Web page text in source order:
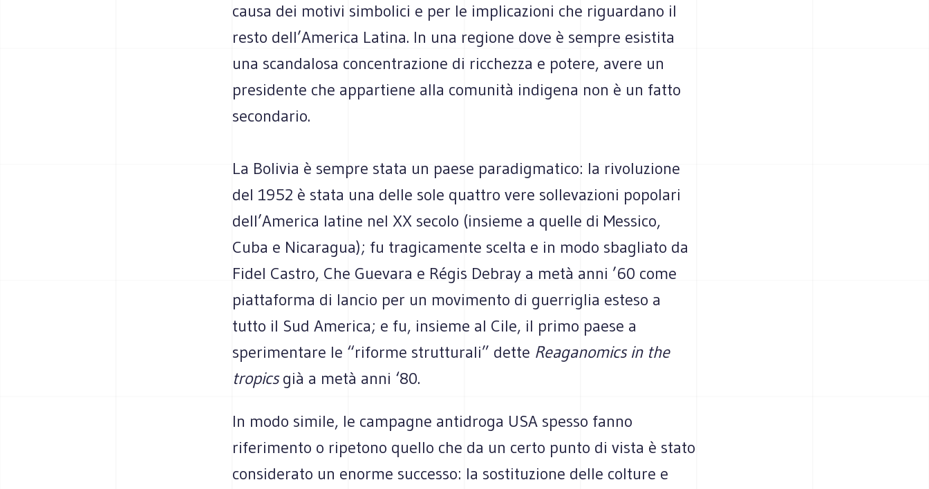
causa dei motivi simbolici e per le implicazioni che riguardano il
resto dell’America Latina. In una regione dove è sempre esistita
una scandalosa concentrazione di ricchezza e potere, avere un
presidente che appartiene alla comunità indigena non è un fatto
secondario.
La Bolivia è sempre stata un paese paradigmatico: la rivoluzione
del 1952 è stata una delle sole quattro vere sollevazioni popolari
dell’America latine nel XX secolo (insieme a quelle di Messico,
Cuba e Nicaragua); fu tragicamente scelta e in modo sbagliato da
Fidel Castro, Che Guevara e Régis Debray a metà anni ’60 come
piattaforma di lancio per un movimento di guerriglia esteso a
tutto il Sud America; e fu, insieme al Cile, il primo paese a
sperimentare le “riforme strutturali” dette Reaganomics in the
tropicsgià a metà anni ‘80.
In modo simile, le campagne antidroga USA spesso fanno
riferimento o ripetono quello che da un certo punto di vista è stato
considerato un enorme successo: la sostituzione delle colture e